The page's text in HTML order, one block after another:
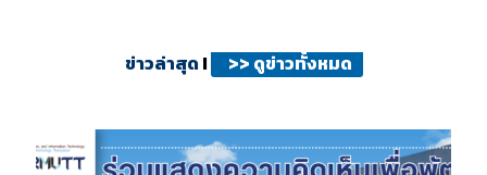
ข่าวล่าสุด I >> ดูข่าวทั้งหมด